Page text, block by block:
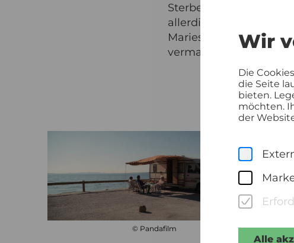
Wir
Die
die Seite
bieten.
möchten.
der
Alle
Sterbehilfe in
allerdings nichts vom
Maries Altenpfleger
vermag das
© Pandafilm